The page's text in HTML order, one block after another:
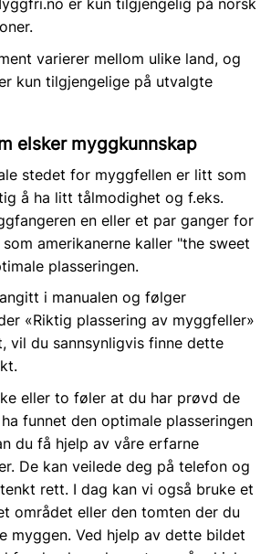
er kun tilgjengelig på norsk
varierer mellom ulike land, og
kun tilgjengelige på utvalgte
elsker myggkunnskap
stedet for myggfellen er litt som
å ha litt tålmodighet og f.eks.
en eller et par ganger for
amerikanerne kaller "the sweet
plasseringen.
i manualen og følger
«Riktig plassering av myggfeller»
vil du sannsynligvis finne dette
eller to føler at du har prøvd de
funnet den optimale plasseringen
du få hjelp av våre erfarne
De kan veilede deg på telefon og
rett. I dag kan vi også bruke et
området eller den tomten der du
myggen. Ved hjelp av dette bildet